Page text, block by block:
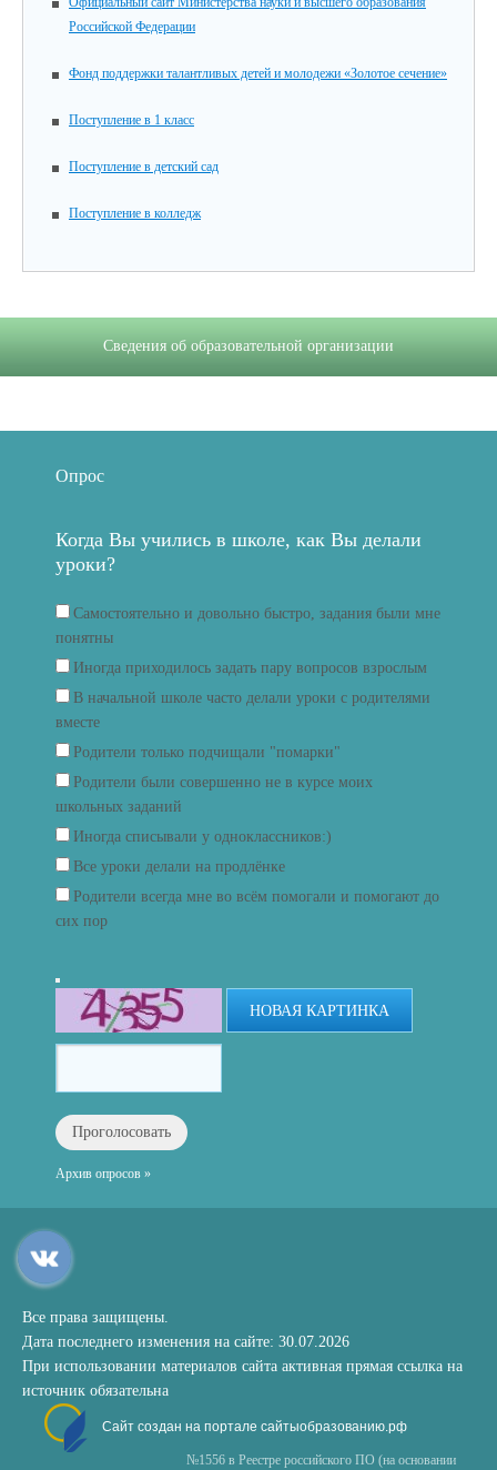
Российской Федерации
Фонд поддержки талантливых детей и молодежи «Золотое сечение»
Поступление в 1 класс
Поступление в детский сад
Поступление в колледж
Сведения об образовательной организации
Опрос
Когда Вы учились в школе, как Вы делали
уроки?
Самостоятельно и довольно быстро, задания были мне
понятны
Иногда приходилось задать пару вопросов взрослым
В начальной школе часто делали уроки с родителями
вместе
Родители только подчищали "помарки"
Родители были совершенно не в курсе моих
школьных заданий
Иногда списывали у одноклассников:)
Все уроки делали на продлёнке
Родители всегда мне во всём помогали и помогают до
сих пор
НОВАЯ КАРТИНКА
Архив опросов »
Все права защищены.
Дата последнего изменения на сайте: 30.07.2026
При использовании материалов сайта активная прямая ссылка на
источник обязательна
Сайт создан на портале сайтыобразованию.рф
№1556 в Реестре российского ПО (на основании